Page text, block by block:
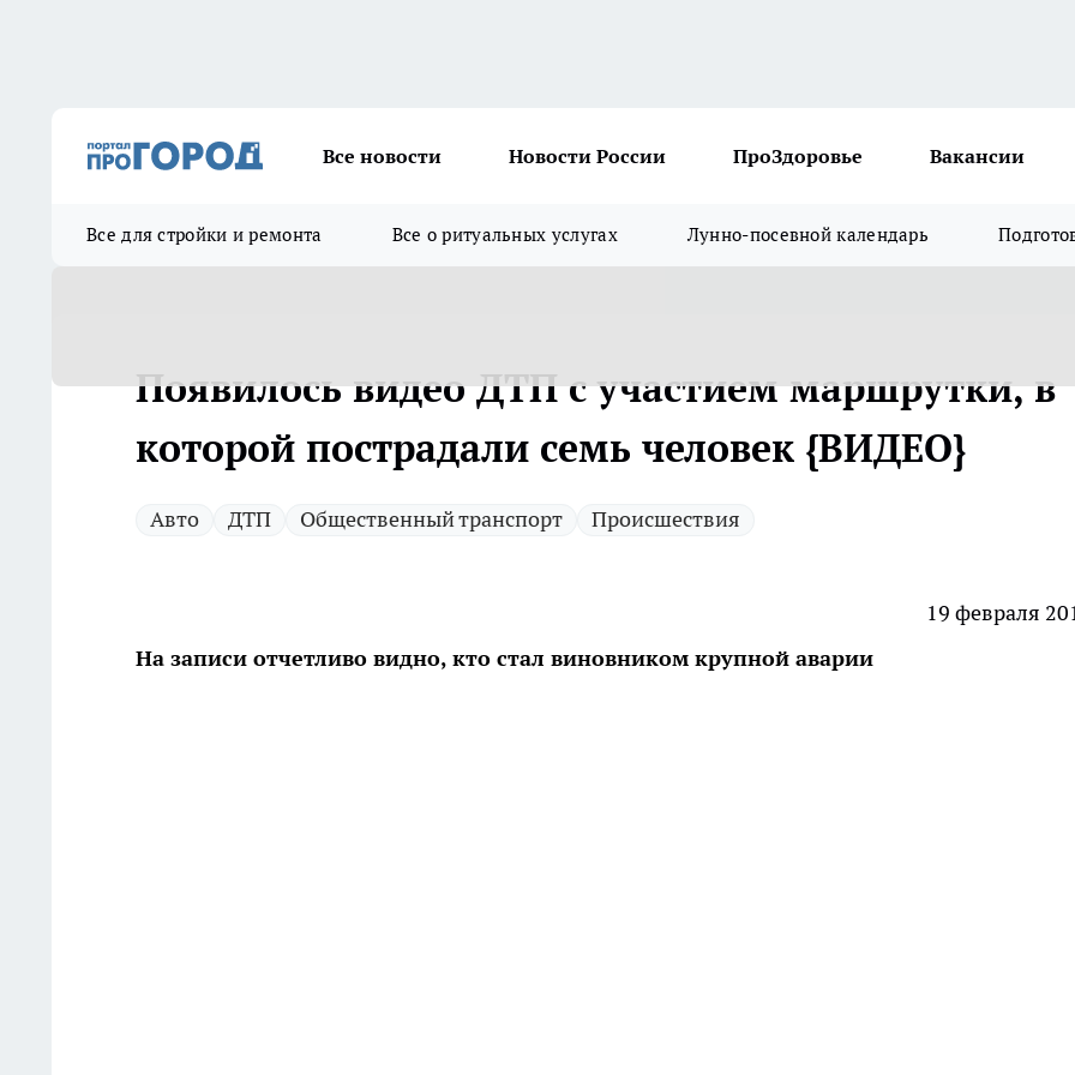
Все новости Новости России ПроЗдоровье Вакансии
Все для стройки и ремонта Все о ритуальных услугах Лунно-посевной календарь
Появилось видео ДТП с участием маршрутки, в
которой пострадали семь человек {ВИДЕО}
Авто ДТП Общественный транспорт Происшествия
19 февраля
На записи отчетливо видно, кто стал виновником крупной аварии